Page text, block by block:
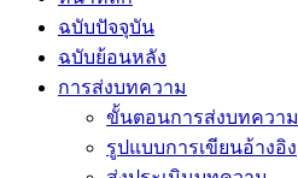
ฉบับปัจจุบัน
ฉบับย้อนหลัง
การส่งบทความ
ขั้นตอนการส่งบทความ
รูปแบบการเขียนอ้างอิง